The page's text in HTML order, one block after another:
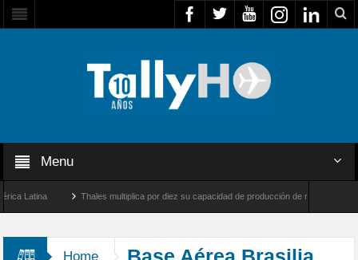
Menu
Thales multiplica por diez su capacidad de producción de radares en Brasil
Home